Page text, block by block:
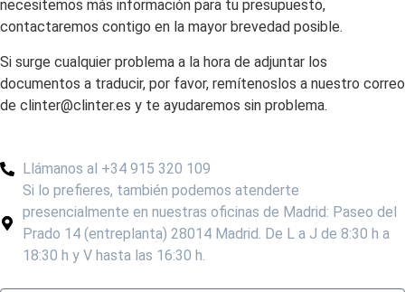
necesitemos más información para tu presupuesto,
contactaremos contigo en la mayor brevedad posible.
Si surge cualquier problema a la hora de adjuntar los
documentos a traducir, por favor, remítenoslos a nuestro correo
de clinter@clinter.es y te ayudaremos sin problema.
Llámanos al +34 915 320 109
Si lo prefieres, también podemos atenderte
presencialmente en nuestras oficinas de Madrid: Paseo del
Prado 14 (entreplanta) 28014 Madrid. De L a J de 8:30 h a
18:30 h y V hasta las 16:30 h.